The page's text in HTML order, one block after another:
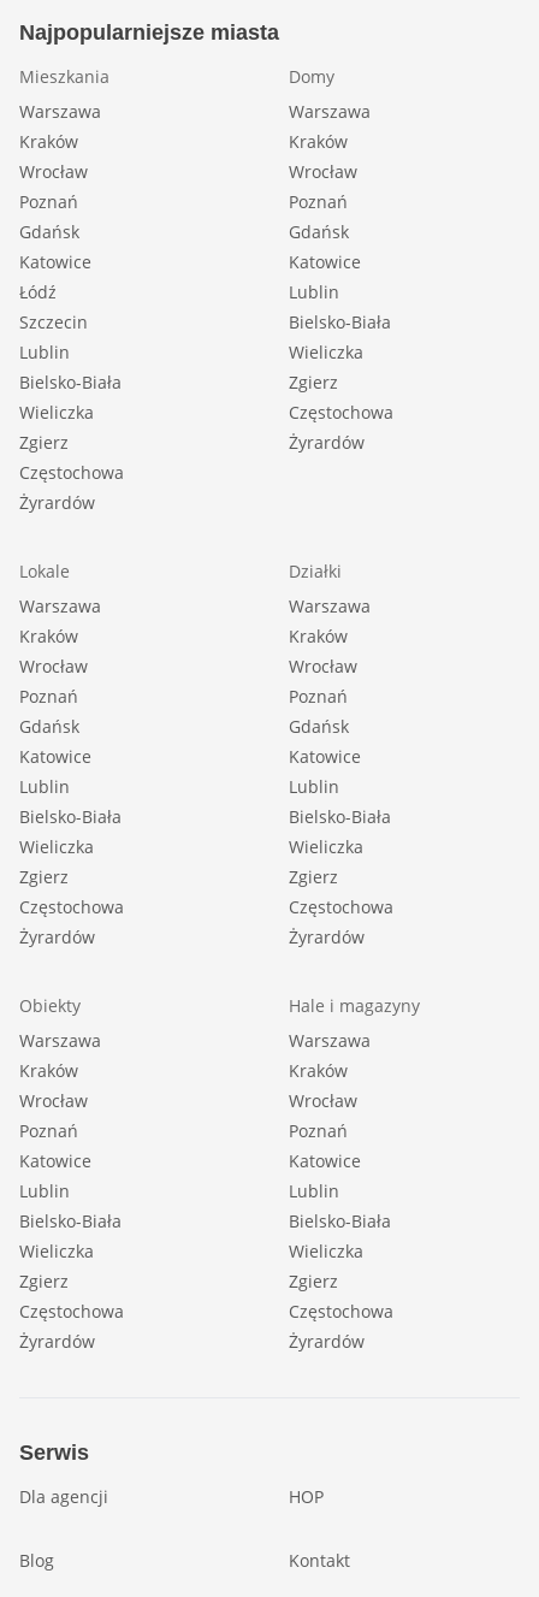
Najpopularniejsze miasta
Mieszkania
Warszawa
Kraków
Wrocław
Poznań
Gdańsk
Katowice
Łódź
Szczecin
Lublin
Bielsko-Biała
Wieliczka
Zgierz
Częstochowa
Żyrardów
Domy
Warszawa
Kraków
Wrocław
Poznań
Gdańsk
Katowice
Lublin
Bielsko-Biała
Wieliczka
Zgierz
Częstochowa
Żyrardów
Lokale
Warszawa
Kraków
Wrocław
Poznań
Gdańsk
Katowice
Lublin
Bielsko-Biała
Wieliczka
Zgierz
Częstochowa
Żyrardów
Działki
Warszawa
Kraków
Wrocław
Poznań
Gdańsk
Katowice
Lublin
Bielsko-Biała
Wieliczka
Zgierz
Częstochowa
Żyrardów
Obiekty
Warszawa
Kraków
Wrocław
Poznań
Katowice
Lublin
Bielsko-Biała
Wieliczka
Zgierz
Częstochowa
Żyrardów
Hale i magazyny
Warszawa
Kraków
Wrocław
Poznań
Katowice
Lublin
Bielsko-Biała
Wieliczka
Zgierz
Częstochowa
Żyrardów
Serwis
Dla agencji HOP
Blog Kontakt